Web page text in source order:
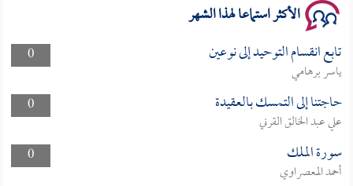
الأكثر استماعا لهذا الشهر
0 تابع انقسام التوحيد إلى نوعين
ياسر برهامي
0
حاجتنا إلى التمسك بالعقيدة
علي عبد الخالق القرني
0
سورة الملك
أحمد المعصراوي